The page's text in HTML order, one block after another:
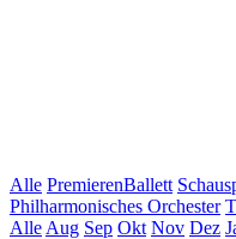
Alle PremierenBallett
Philharmonisches Orchester
Alle Aug Sep Okt Nov Dez